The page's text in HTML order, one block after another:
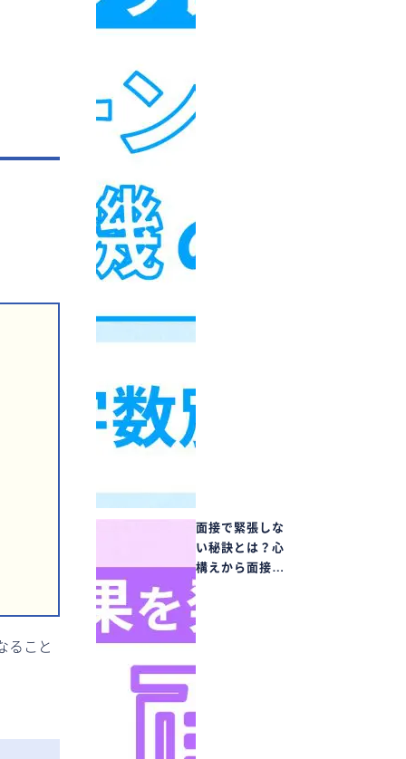
ること
面接で緊張しな
い秘訣とは？心
構えから面接…